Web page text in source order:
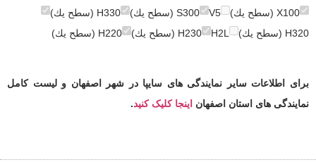
X100 (سطح يك)
V5 S300 (سطح يك)
H330 (سطح يك)
H320 (سطح يك)
H2L H230 (سطح يك) H220 (سطح يك)
برای اطلاعات سایر نمایندگی های سایپا در شهر اصفهان و لیست کامل
نمایندگی های استان اصفهاناینجا کلیک کنید.